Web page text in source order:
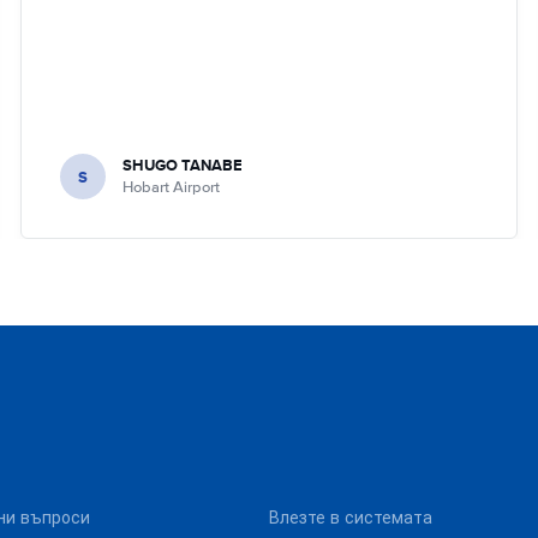
S SHUGO TANABE
Hobart Airport
въпроси Влезте в системата